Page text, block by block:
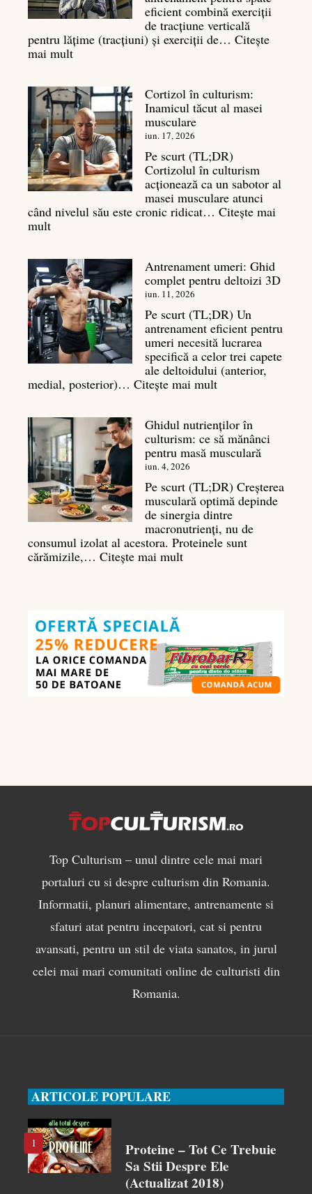
masa
musculară
eficient combină exerciții
de tracțiune verticală
pentru lățime (tracțiuni) și exerciții de… Citește
mai mult:
Top
7
mișcări
pentru
un
spate
masiv
Cortizol în culturism:
Inamicul tăcut al masei
musculare
iun. 17, 2026
Pe scurt (TL;DR)
Cortizolul în culturism
acționează ca un sabotor al
masei musculare atunci
când nivelul său este cronic ridicat… Citește mai
mult:
culturism:
Inamicul
tăcut
al
masei
musculare
Antrenament umeri: Ghid
complet pentru deltoizi 3D
iun. 11, 2026
Pe scurt (TL;DR) Un
antrenament eficient pentru
umeri necesită lucrarea
specifică a celor trei capete
ale deltoidului (anterior,
medial, posterior)… Citește mai mult:
Ghid
complet
pentru
3D
Ghidul nutrienților în
culturism: ce să mănânci
pentru masă musculară
iun. 4, 2026
Pe scurt (TL;DR) Creșterea
musculară optimă depinde
de sinergia dintre
macronutrienți, nu de
consumul izolat al acestora. Proteinele sunt
cărămizile,… Citește mai mult:
mănânci
pentru
masă
musculară
Top Culturism – unul dintre cele mai mari
portaluri cu si despre culturism din Romania.
Informatii, planuri alimentare, antrenamente si
sfaturi atat pentru incepatori, cat si pentru
avansati, pentru un stil de viata sanatos, in jurul
celei mai mari comunitati online de culturisti din
Romania.
ARTICOLE POPULARE
1
Proteine – Tot Ce Trebuie
Sa Stii Despre Ele
(actualizat 2018)